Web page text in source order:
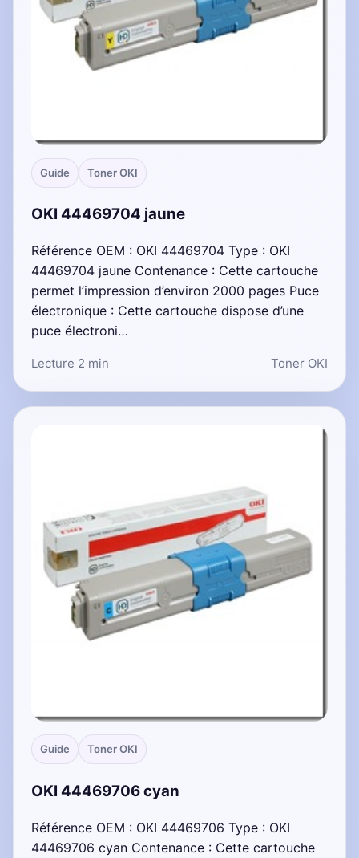
Guide Toner OKI
OKI 44469704 jaune
Référence OEM : OKI 44469704 Type : OKI
44469704 jaune Contenance : Cette cartouche
permet l’impression d’environ 2000 pages Puce
électronique : Cette cartouche dispose d’une
puce électroni…
Lecture 2 min Toner OKI
Guide Toner OKI
OKI 44469706 cyan
Référence OEM : OKI 44469706 Type : OKI
44469706 cyan Contenance : Cette cartouche